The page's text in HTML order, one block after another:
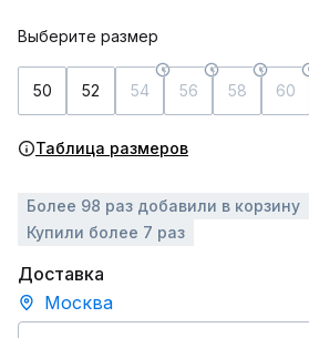
Выберите размер
50 52 54 56 58 60
Таблица размеров
Более 98 раз добавили в корзину
Купили более 7 раз
Доставка
Москва